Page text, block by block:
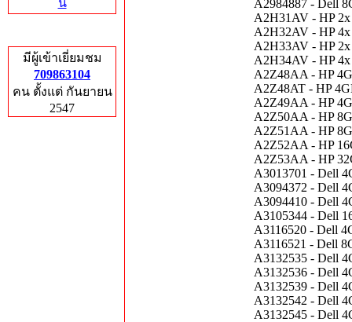
นี่
มีผู้เข้าเยี่ยมชม
709863104
คน ตั้งแต่ กันยายน
2547
A2984887 - Dell
A2H31AV - HP
A2H32AV - HP
A2H33AV - HP
A2H34AV - HP
A2Z48AA - HP
A2Z48AT - HP
A2Z49AA - HP
A2Z50AA - HP
A2Z51AA - HP
A2Z52AA - HP
A2Z53AA - HP
A3013701 - Dell
A3094372 - Dell
A3094410 - Dell
A3105344 - Dell
A3116520 - Dell
A3116521 - Dell
A3132535 - Dell
A3132536 - Dell
A3132539 - Dell
A3132542 - Dell
A3132545 - Dell